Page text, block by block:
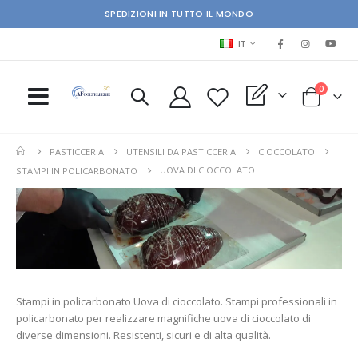
SPEDIZIONI IN TUTTO IL MONDO
LINGUA
IT
My Quote Cart
0elementi
PASTICCERIA UTENSILI DA PASTICCERIA
CIOCCOLATO
STAMPI IN POLICARBONATO
UOVA DI CIOCCOLATO
Stampi in policarbonato Uova di cioccolato. Stampi professionali in
policarbonato per realizzare magnifiche uova di cioccolato di
diverse dimensioni. Resistenti, sicuri e di alta qualità.